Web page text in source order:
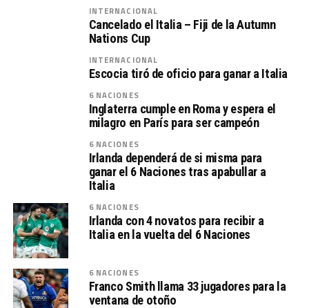
INTERNACIONAL
Cancelado el Italia – Fiji de la Autumn
Nations Cup
INTERNACIONAL
Escocia tiró de oficio para ganar a Italia
6 NACIONES
Inglaterra cumple en Roma y espera el
milagro en París para ser campeón
6 NACIONES
Irlanda dependerá de si misma para
ganar el 6 Naciones tras apabullar a
Italia
6 NACIONES
Irlanda con 4 novatos para recibir a
Italia en la vuelta del 6 Naciones
6 NACIONES
Franco Smith llama 33 jugadores para la
ventana de otoño